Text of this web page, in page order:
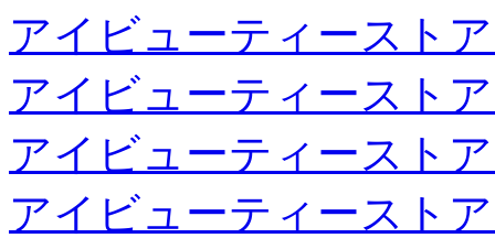
アイビューティースト
アイビューティースト
アイビューティースト
アイビューティースト